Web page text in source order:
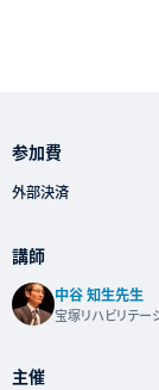
参加費
外部決済
講師
中谷 知生先生
宝塚リハビリテ
主催